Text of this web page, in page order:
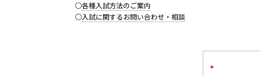
〇各種入試方法のご案内
〇入試に関するお問い合わせ・相談